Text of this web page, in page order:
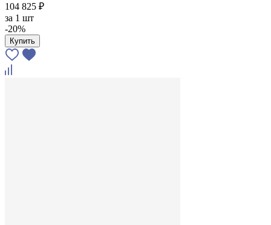
104 825 ₽
за 1 шт
-20%
Купить